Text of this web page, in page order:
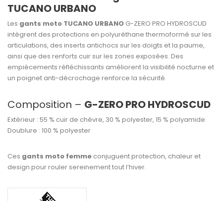
TUCANO URBANO
Les gants moto TUCANO URBANO G-ZERO PRO HYDROSCUD
intègrent des protections en polyuréthane thermoformé sur les
articulations, des inserts antichocs sur les doigts et la paume,
ainsi que des renforts cuir sur les zones exposées. Des
empiècements réfléchissants améliorent la visibilité nocturne et
un poignet anti-décrochage renforce la sécurité.
Composition – G-ZERO PRO HYDROSCUD
Extérieur : 55 % cuir de chèvre, 30 % polyester, 15 % polyamide
Doublure : 100 % polyester
Ces gants moto femme conjuguent protection, chaleur et
design pour rouler sereinement tout l’hiver.